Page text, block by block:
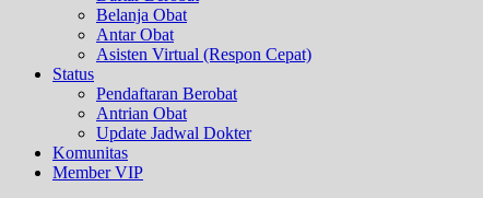
Belanja Obat
Antar Obat
Asisten Virtual (Respon Cepat)
Status
Pendaftaran Berobat
Antrian Obat
Update Jadwal Dokter
Komunitas
Member VIP